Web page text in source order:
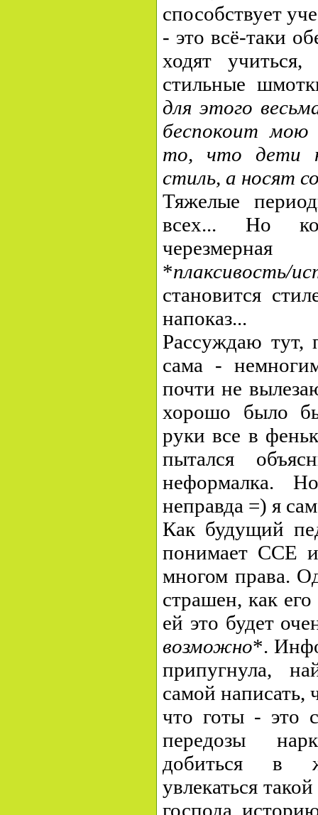
способствует
- это всё-таки
ходят
стильные
для этого
беспокоит мою
то, что дети
стиль, а носят
Тяжелые
всех... Но
*плаксивость/
становится
напоказ...
Рассуждаю тут,
сама -
почти не
хорошо было
руки все в
пытался
неформалка.
неправда =) я
Как будущий
понимает ССЕ
многом права.
страшен, как
ей это будет
возможно*.
припугнула,
самой написать,
что готы - это
передозы
добиться в
увлекаться
господа,